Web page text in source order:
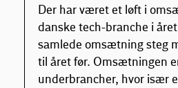
Der har været et løft i
danske tech-branche i
samlede omsætning steg
til året før. Omsætningen
underbrancher, hvor især